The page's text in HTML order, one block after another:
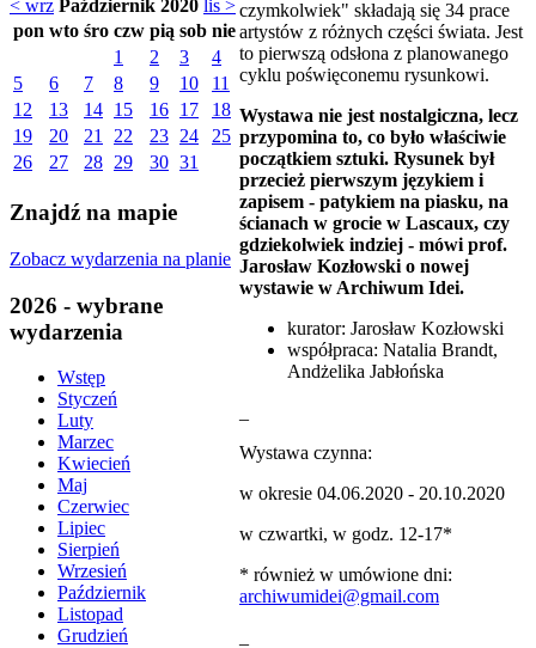
< wrz Październik 2020 lis >
pon wto śro czw pią sob nie
1
2 3
4
5
6 7 8 9 10
11
12
13 14 15 16 17
18
19
20 21 22 23 24
25
26
27 28 29 30 31
Znajdź na mapie
Zobacz wydarzenia na planie
2026 - wybrane
wydarzenia
Wstęp
Styczeń
Luty
Marzec
Kwiecień
Maj
Czerwiec
Lipiec
Sierpień
Wrzesień
Październik
Listopad
Grudzień
czymkolwiek" składają się 34 prace
artystów z różnych części świata. Jest
to pierwszą odsłona z planowanego
cyklu poświęconemu rysunkowi.
Wystawa nie jest nostalgiczna, lecz
przypomina to, co było właściwie
początkiem sztuki. Rysunek był
przecież pierwszym językiem i
zapisem - patykiem na piasku, na
ścianach w grocie w Lascaux, czy
gdziekolwiek indziej - mówi prof.
Jarosław Kozłowski o nowej
wystawie w Archiwum Idei.
kurator: Jarosław Kozłowski
współpraca: Natalia Brandt,
Andżelika Jabłońska
Wystawa czynna:
w okresie 04.06.2020 - 20.10.2020
w czwartki, w godz. 12-17*
* również w umówione dni:
archiwumidei@gmail.com